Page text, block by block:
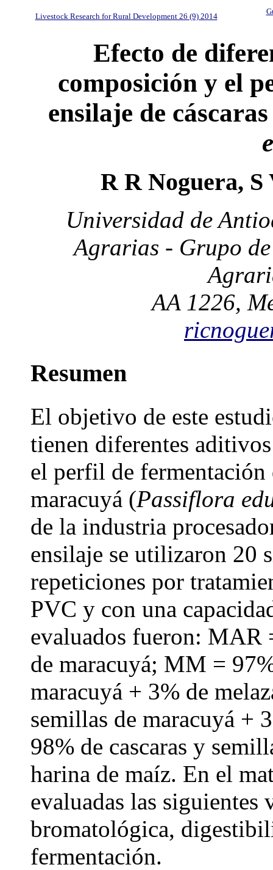
Livestock Research for Rural Development 26 (9) 2014
Efecto de
composición y el
ensilaje de
R R Noguera, S
Universidad de
Agrarias - Grupo
AA 1226,
Resumen
El objetivo de este
tienen diferentes
el perfil de fermentación
maracuyá (Passiflora
de la industria
ensilaje se utilizaron 20
repeticiones por
PVC y con una
evaluados fueron: MAR
de maracuyá; MM =
maracuyá + 3% de
semillas de maracuyá +
98% de cascaras y
harina de maíz. En el
evaluadas las
bromatológica,
fermentación.